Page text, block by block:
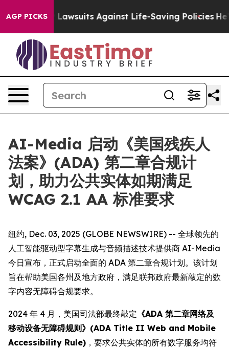
AGP PICKS239 Lawsuits Against Life-Saving Policies He’s
AI-Media 启动《美国残疾人
法案》(ADA) 第二章合规计
划，助力公共实体如期满足
WCAG 2.1 AA 标准要求
纽约, Dec. 03, 2025 (GLOBE NEWSWIRE) -- 全球领先的
人工智能驱动型字幕生成与音频描述技术提供商 AI-Media
今日宣布，正式启动全面的 ADA 第二章合规计划。该计划
旨在帮助美国各州及地方政府，满足联邦政府最新敲定的数
字内容无障碍合规要求。
2024 年 4 月，美国司法部最终敲定 《ADA 第二章网络及
移动设备无障碍规则》(ADA Title II Web and Mobile
Accessibility Rule) ，要求公共实体的所有数字服务均符